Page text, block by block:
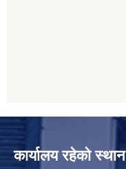
कार्यालय रहेको स्थान